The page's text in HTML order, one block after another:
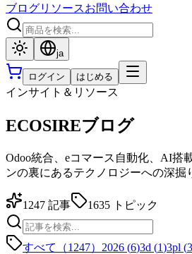
ブログリソースお問い合わせ
ja
ログイン はじめる
インサイト＆リソース
ECOSIREブログ
Odoo統合、eコマース自動化、AI搭
ンの裏にあるテクノロジーへの深掘
1247 記事 1635 トピック
すべて（1247） 2026 (6)3d (1)3pl (3